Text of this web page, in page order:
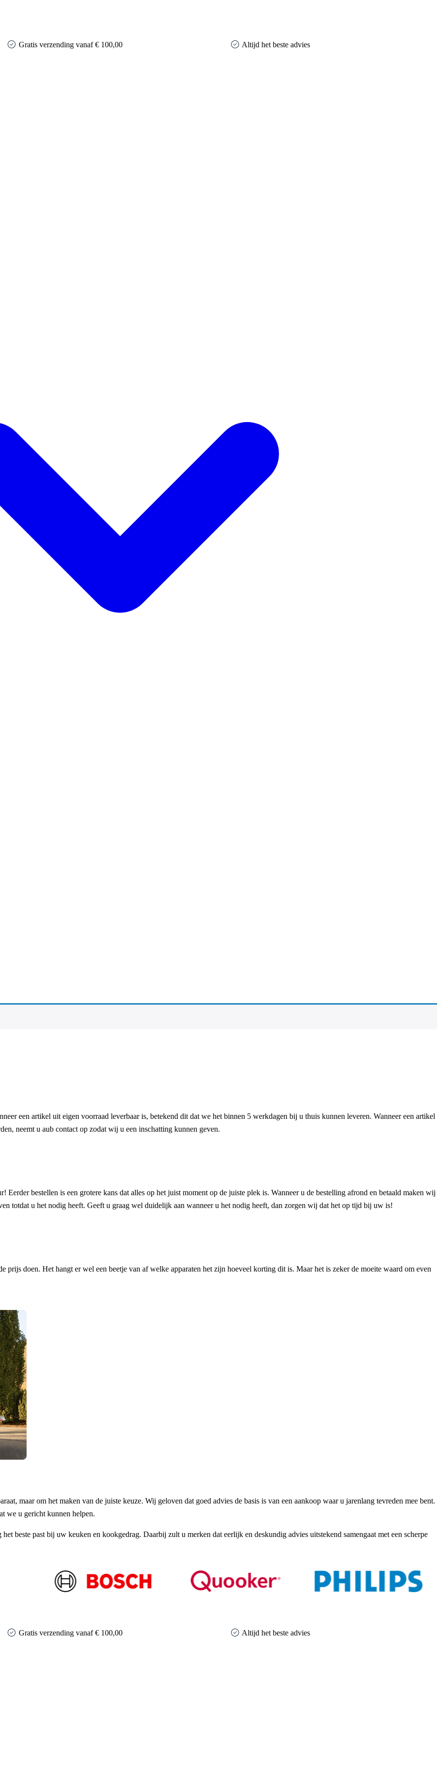
Gratis verzending vanaf € 100,00 Altijd het beste advies
een artikel uit eigen voorraad leverbaar is, betekend dit dat we het binnen 5 werkdagen bij u thuis kunnen leveren. Wanneer een artikel
neemt u aub contact op zodat wij u een inschatting kunnen geven.
Eerder bestellen is een grotere kans dat alles op het juist moment op de juiste plek is. Wanneer u de bestelling afrond en betaald maken wij
totdat u het nodig heeft. Geeft u graag wel duidelijk aan wanneer u het nodig heeft, dan zorgen wij dat het op tijd bij uw is!
prijs doen. Het hangt er wel een beetje van af welke apparaten het zijn hoeveel korting dit is. Maar het is zeker de moeite waard om even
maar om het maken van de juiste keuze. Wij geloven dat goed advies de basis is van een aankoop waar u jarenlang tevreden mee bent.
we u gericht kunnen helpen.
beste past bij uw keuken en kookgedrag. Daarbij zult u merken dat eerlijk en deskundig advies uitstekend samengaat met een scherpe
Gratis verzending vanaf € 100,00 Altijd het beste advies